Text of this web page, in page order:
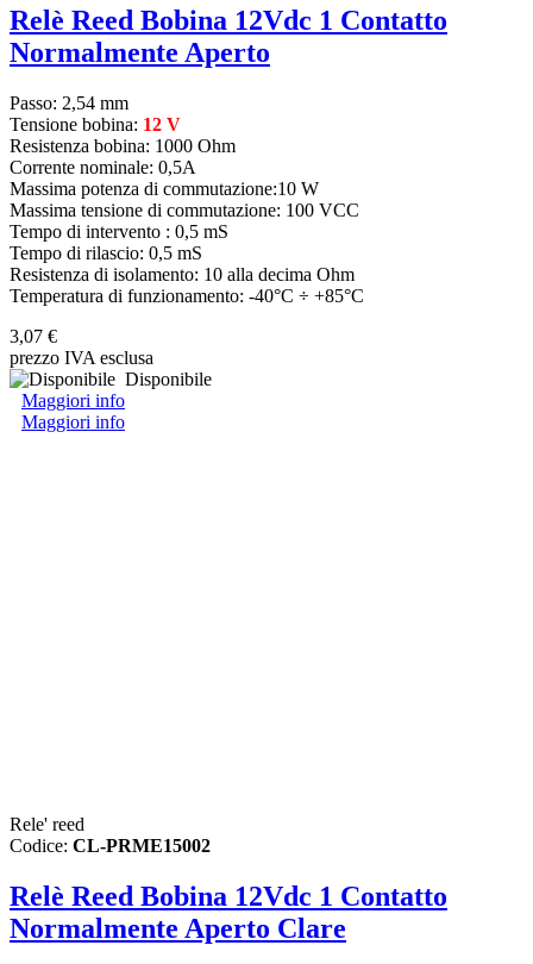
Relè Reed Bobina 12Vdc 1 Contatto
Normalmente Aperto
Passo: 2,54 mm
Tensione bobina: 12 V
Resistenza bobina: 1000 Ohm
Corrente nominale: 0,5A
Massima potenza di commutazione:10 W
Massima tensione di commutazione: 100 VCC
Tempo di intervento : 0,5 mS
Tempo di rilascio: 0,5 mS
Resistenza di isolamento: 10 alla decima Ohm
Temperatura di funzionamento: -40°C ÷ +85°C
3,07 €
prezzo IVA esclusa
Disponibile
Maggiori info
Maggiori info
Rele' reed
Codice: CL-PRME15002
Relè Reed Bobina 12Vdc 1 Contatto
Normalmente Aperto Clare